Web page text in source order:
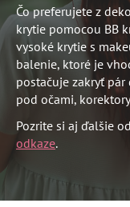
Čo preferujete z
krytie pomocou BB
vysoké krytie s
balenie, ktoré je
postačuje zakryť
pod očami,
Pozrite si aj ďalšie
odkaze.